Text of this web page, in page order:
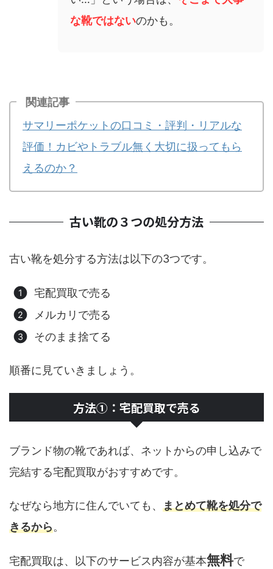
な靴ではないのかも。
関連記事
サマリーポケットの口コミ・評判・リアルな
評価！カビやトラブル無く大切に扱ってもら
えるのか？
古い靴の３つの処分方法
古い靴を処分する方法は以下の3つです。
宅配買取で売る
メルカリで売る
そのまま捨てる
順番に見ていきましょう。
方法①：宅配買取で売る
ブランド物の靴であれば、ネットからの申し込みで
完結する宅配買取がおすすめです。
なぜなら地方に住んでいても、 まとめて靴を処分で
きるから。
宅配買取は、以下のサービス内容が基本無料で